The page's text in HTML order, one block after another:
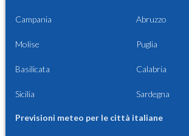
Campania Abruzzo
Molise Puglia
Basilicata Calabria
Sicilia Sardegna
Previsioni meteo per le città italiane